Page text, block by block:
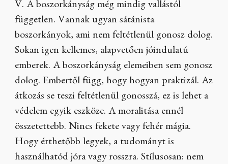
V. A boszorkányság még mindig vallástól
független. Vannak ugyan sátánista
boszorkányok, ami nem feltétlenül gonosz dolog.
Sokan igen kellemes, alapvetően jóindulatú
emberek. A boszorkányság elemeiben sem gonosz
dolog. Embertől függ, hogy hogyan praktizál. Az
átkozás se teszi feltétlenül gonosszá, ez is lehet a
védelem egyik eszköze. A moralitása ennél
összetettebb. Nincs fekete vagy fehér mágia.
Hogy érthetőbb legyek, a tudományt is
használhatód jóra vagy rosszra. Stílusosan: nem